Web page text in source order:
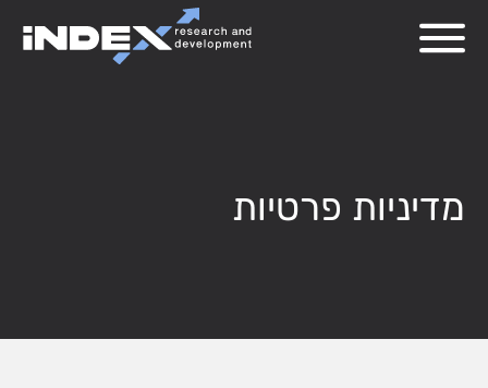
מדיניות פרטיות